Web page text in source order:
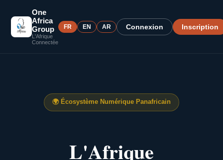
One
Africa
Group
L'Afrique
Connectée
FR EN AR Connexion Inscription
🌍 Écosystème Numérique Panafricain
L'Afrique